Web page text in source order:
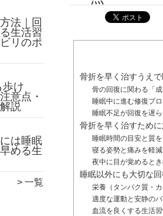
法｜回
生活習
リのポ
歩け
意点・
説
は睡眠
める生
一覧
骨折を早く治すうえ
骨の回復に関わる「
睡眠中に進む修復プ
睡眠不足が回復を遅
骨折を早く治すため
睡眠時間の目安と質
寝る姿勢と痛みを軽
夜中に目が覚めると
睡眠以外にも大切な
栄養（タンパク質・
適度な運動と安静の
血流を良くする生活